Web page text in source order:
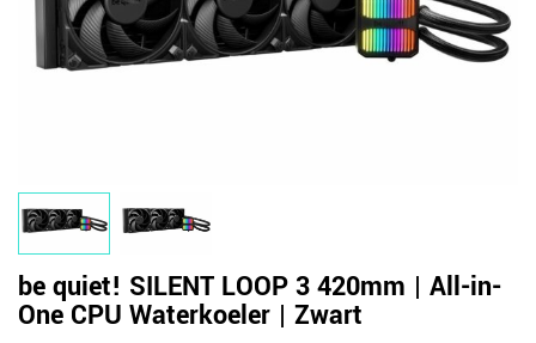
be quiet! SILENT LOOP 3 420mm | All-in-
One CPU Waterkoeler | Zwart